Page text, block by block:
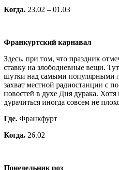
Когда. 23.02 – 01.03
Франкуртский карнавал
Здесь, при том, что праздник
ставку на злободневные вещи.
шутки над самыми популярными
захват местной радиостанции с
новостей в духе Дня дурака. Хотя
дурачиться иногда совсем не
Где. Франкфурт
Когда. 26.02
Понедельник роз